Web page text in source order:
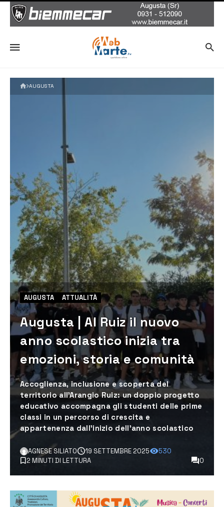
AUGUSTA
AUGUSTA ATTUALITÀ
Augusta | Al Ruiz il nuovo
anno scolastico inizia tra
emozioni, storia e comunità
Accoglienza, inclusione e scoperta del
territorio all’Arangio Ruiz: un doppio progetto
educativo accompagna gli studenti delle prime
classi in un percorso di crescita e
appartenenza dall’inizio dell’anno scolastico
AGNESE SILIATO 19 SETTEMBRE 2025
530
2 MINUTI DI LETTURA
0